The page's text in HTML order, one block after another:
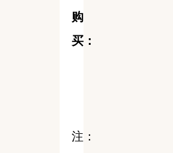
购
买：
注：